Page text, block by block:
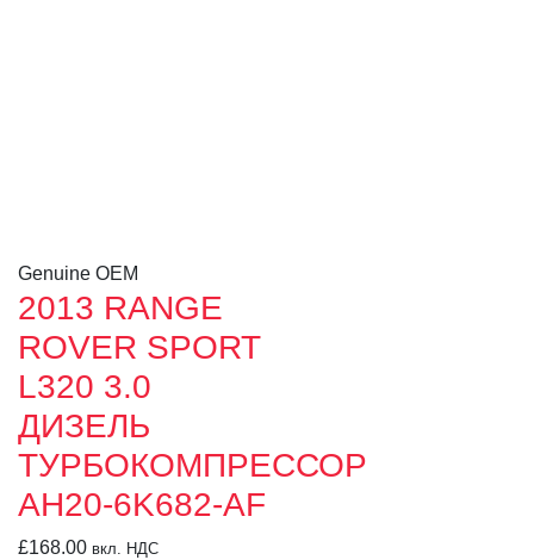
Genuine OEM
2013 RANGE
ROVER SPORT
L320 3.0
ДИЗЕЛЬ
ТУРБОКОМПРЕССОР
AH20-6K682-AF
£168.00 вкл. НДС